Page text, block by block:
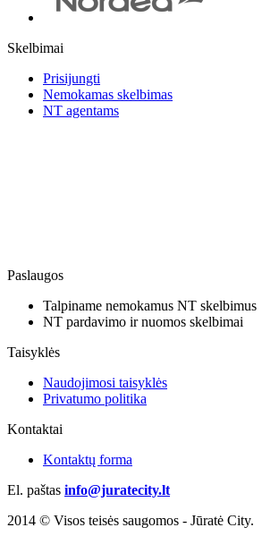
Skelbimai
Prisijungti
Nemokamas skelbimas
NT agentams
Paslaugos
Talpiname nemokamus NT skelbimus
NT pardavimo ir nuomos skelbimai
Taisyklės
Naudojimosi taisyklės
Privatumo politika
Kontaktai
Kontaktų forma
El. paštas info@juratecity.lt
2014 © Visos teisės saugomos - Jūratė City.